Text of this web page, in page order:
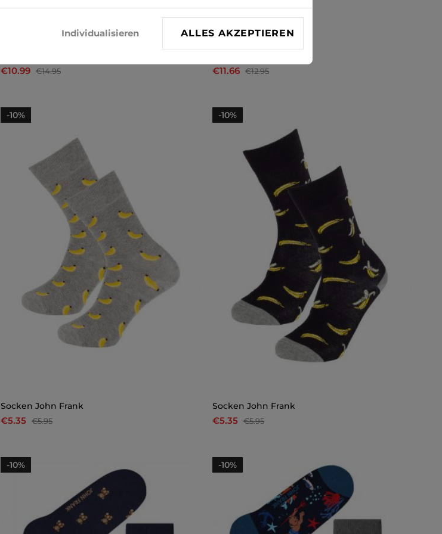
€10.99 €14.95
€11.66 €12.95
-10%
Socken John Frank
€5.35 €5.95
-10%
Socken John Frank
€5.35 €5.95
-10% -10%
Individualisieren ALLES AKZEPTIEREN